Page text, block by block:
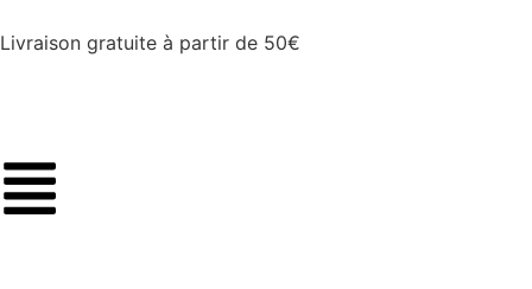
Livraison gratuite à partir de 50€